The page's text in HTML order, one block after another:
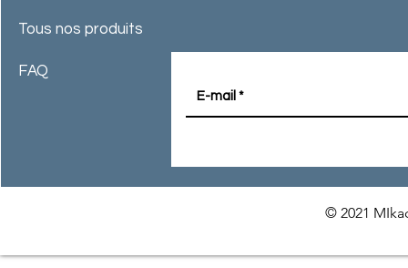
Tous nos produits
FAQ
© 2021